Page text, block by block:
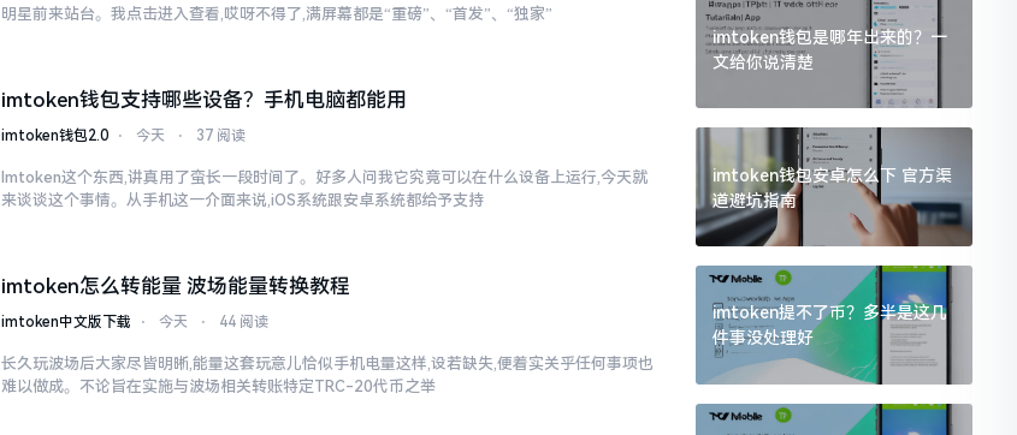
明星前来站台。我点击进入查看,哎呀不得了,满屏幕都是“重磅”、“首发”、“独家”
imtoken钱包支持哪些设备？手机电脑都能用
imtoken钱包2.0 ⋅ 今天 ⋅ 37 阅读
Imtoken这个东西,讲真用了蛮长一段时间了。好多人问我它究竟可以在什么设备上运行,今天就
来谈谈这个事情。从手机这一介面来说,iOS系统跟安卓系统都给予支持
imtoken怎么转能量 波场能量转换教程
imtoken中文版下载 ⋅ 今天 ⋅ 44 阅读
长久玩波场后大家尽皆明晰,能量这套玩意儿恰似手机电量这样,设若缺失,便着实关乎任何事项也
难以做成。不论旨在实施与波场相关转账特定TRC-20代币之举
imtoken钱包是哪年出来的？一
文给你说清楚
imtoken钱包安卓怎么下 官方渠
道避坑指南
imtoken提不了币？多半是这几
件事没处理好